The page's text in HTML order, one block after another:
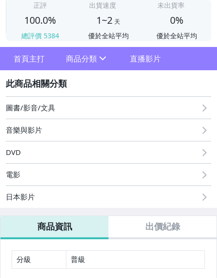
正評
100.0%
總評價 5384
出貨速度
1~2 天
優於全站平均
未出貨率
0%
優於全站平均
首頁主打 商品分類
其它
直播影片
圖書/影音/文具
音樂與影片
DVD
電影
日本影片
商品資訊 出價紀錄
分級 普級